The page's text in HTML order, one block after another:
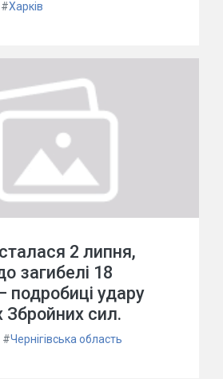
#Харків
2 липня,
загибелі 18
подробиці удару
Збройних сил.
#Чернігівська область